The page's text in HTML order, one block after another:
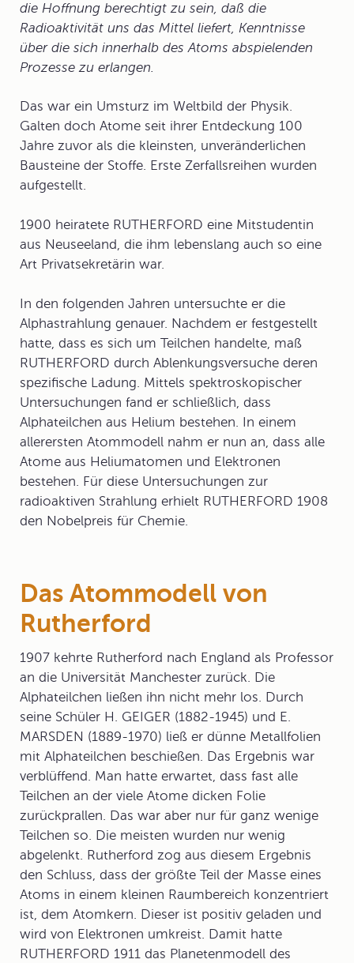
die Hoffnung berechtigt zu sein, daß die
Radioaktivität uns das Mittel liefert, Kenntnisse
über die sich innerhalb des Atoms abspielenden
Prozesse zu erlangen.
Das war ein Umsturz im Weltbild der Physik.
Galten doch Atome seit ihrer Entdeckung 100
Jahre zuvor als die kleinsten, unveränderlichen
Bausteine der Stoffe. Erste Zerfallsreihen wurden
aufgestellt.
1900 heiratete RUTHERFORD eine Mitstudentin
aus Neuseeland, die ihm lebenslang auch so eine
Art Privatsekretärin war.
In den folgenden Jahren untersuchte er die
Alphastrahlung genauer. Nachdem er festgestellt
hatte, dass es sich um Teilchen handelte, maß
RUTHERFORD durch Ablenkungsversuche deren
spezifische Ladung. Mittels spektroskopischer
Untersuchungen fand er schließlich, dass
Alphateilchen aus Helium bestehen. In einem
allerersten Atommodell nahm er nun an, dass alle
Atome aus Heliumatomen und Elektronen
bestehen. Für diese Untersuchungen zur
radioaktiven Strahlung erhielt RUTHERFORD 1908
den Nobelpreis für Chemie.
Das Atommodell von
Rutherford
1907 kehrte Rutherford nach England als Professor
an die Universität Manchester zurück. Die
Alphateilchen ließen ihn nicht mehr los. Durch
seine Schüler H. GEIGER (1882-1945) und E.
MARSDEN (1889-1970) ließ er dünne Metallfolien
mit Alphateilchen beschießen. Das Ergebnis war
verblüffend. Man hatte erwartet, dass fast alle
Teilchen an der viele Atome dicken Folie
zurückprallen. Das war aber nur für ganz wenige
Teilchen so. Die meisten wurden nur wenig
abgelenkt. Rutherford zog aus diesem Ergebnis
den Schluss, dass der größte Teil der Masse eines
Atoms in einem kleinen Raumbereich konzentriert
ist, dem Atomkern. Dieser ist positiv geladen und
wird von Elektronen umkreist. Damit hatte
RUTHERFORD 1911 das Planetenmodell des